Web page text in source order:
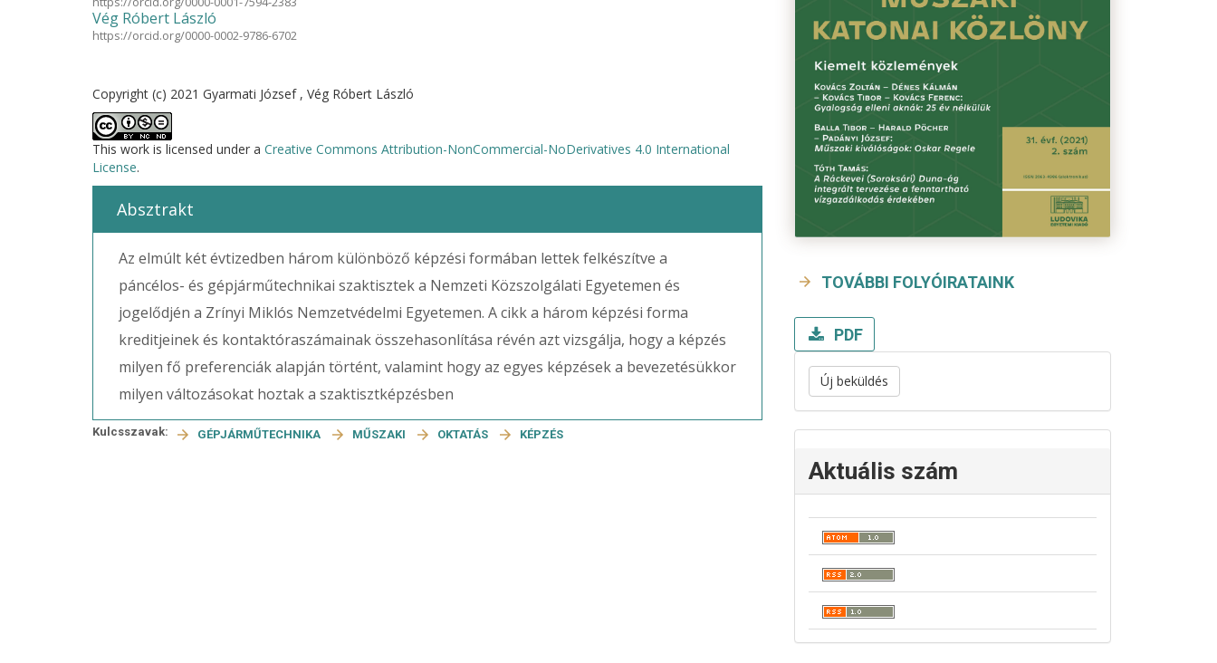
Vég Róbert László
https://orcid.org/0000-0002-9786-6702
Copyright (c) 2021 Gyarmati József , Vég Róbert László
This work is licensed under a Creative Commons Attribution-NonCommercial-NoDerivatives 4.0 International
License.
Absztrakt
Az elmúlt két évtizedben három különböző képzési formában lettek felkészítve a
páncélos- és gépjárműtechnikai szaktisztek a Nemzeti Közszolgálati Egyetemen és
jogelődjén a Zrínyi Miklós Nemzetvédelmi Egyetemen. A cikk a három képzési forma
kreditjeinek és kontaktóraszámainak összehasonlítása révén azt vizsgálja, hogy a képzés
milyen fő preferenciák alapján történt, valamint hogy az egyes képzések a bevezetésükkor
milyen változásokat hoztak a szaktisztképzésben
Kulcsszavak: GÉPJÁRMŰTECHNIKA MŰSZAKI OKTATÁS KÉPZÉS
TOVÁBBI FOLYÓIRATAINK
PDF
Új beküldés
Aktuális szám